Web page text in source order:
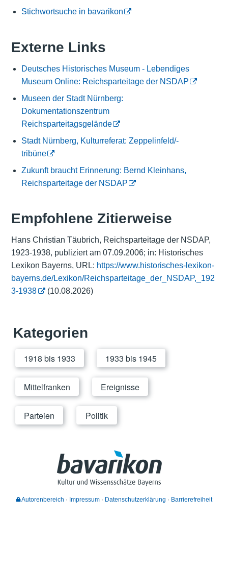
Stichwortsuche in bavarikon
Externe Links
Deutsches Historisches Museum - Lebendiges
Museum Online: Reichsparteitage der NSDAP
Museen der Stadt Nürnberg:
Dokumentationszentrum
Reichsparteitagsgelände
Stadt Nürnberg, Kulturreferat: Zeppelinfeld/-
tribüne
Zukunft braucht Erinnerung: Bernd Kleinhans,
Reichsparteitage der NSDAP
Empfohlene Zitierweise
Hans Christian Täubrich, Reichsparteitage der NSDAP,
1923-1938, publiziert am 07.09.2006; in: Historisches
Lexikon Bayerns, URL: https://www.historisches-lexikon-
bayerns.de/Lexikon/Reichsparteitage_der_NSDAP,_192
3-1938
(10.08.2026)
Kategorien
1918 bis 1933 1933 bis 1945
Mittelfranken Ereignisse
Parteien Politik
Autorenbereich Impressum Datenschutzerklärung Barrierefreiheit